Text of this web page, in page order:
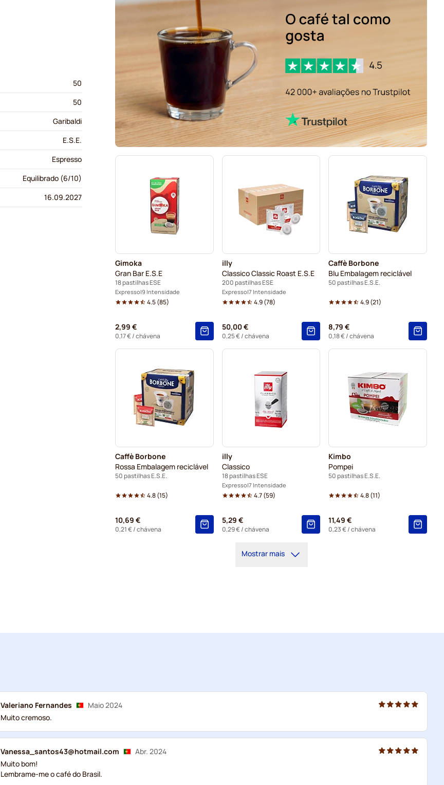
Gimoka
Gran Bar E.S.E
18 pastilhas ESE
Expresso 9 Intensidade
4.5(85)
2,99 €
0,17 €/ chávena
illy
Classico Classic Roast E.S.E
200 pastilhas ESE
Expresso 7 Intensidade
4.9(78)
50,00 €
0,25 €/ chávena
Caffè Borbone
Blu Embalagem reciclável
50 pastilhas E.S.E.
4.9(21)
8,79 €
0,18 €/ chávena
Caffè Borbone
Rossa Embalagem reciclável
50 pastilhas E.S.E.
4.8(15)
10,69 €
0,21 €/ chávena
illy
Classico
18 pastilhas ESE
Expresso 7 Intensidade
4.7(59)
5,29 €
0,29 €/ chávena
Kimbo
Pompei
50 pastilhas E.S.E.
4.8(11)
11,49 €
0,23 €/ chávena
Mostrar mais
50
50
Garibaldi
E.S.E.
Espresso
Equilibrado (6/10)
16.09.2027
Valeriano Fernandes
Maio 2024
Muito cremoso.
Vanessa_santos43@hotmail.com
Abr. 2024
Muito bom!
Lembrame-me o café do Brasil.